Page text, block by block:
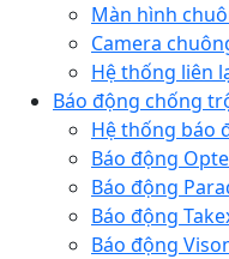
Màn hình
Camera
Hệ thống liên
Báo động chống
Hệ thống báo
Báo động
Báo động
Báo động
Báo động